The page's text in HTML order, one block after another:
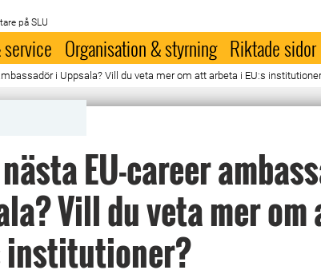
på SLU
Organisation & styrning Riktade sidor
i Uppsala? Vill du veta mer om att arbeta i EU:s
EU-career
Vill du veta mer
institutioner?